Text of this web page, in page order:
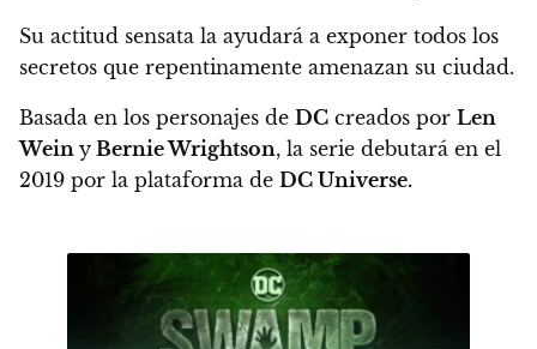
Su actitud sensata la ayudará a exponer todos los
secretos que repentinamente amenazan su ciudad.
Basada en los personajes de DC creados por Len
Wein y Bernie Wrightson, la serie debutará en el
2019 por la plataforma de DC Universe.